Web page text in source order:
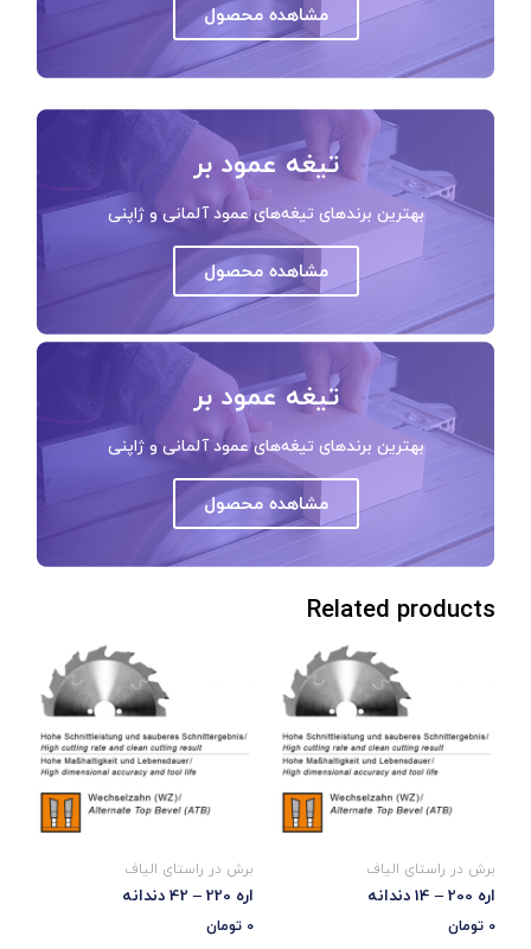
مشاهده محصول
تیغه عمود بر
بهترین برندهای تیغه‌های عمود آلمانی و ژاپنی
مشاهده محصول
تیغه عمود بر
بهترین برندهای تیغه‌های عمود آلمانی و ژاپنی
مشاهده محصول
Related products
برش در راستای الیاف
اره 200 – 14 دندانه
0 تومان
برش در راستای الیاف
اره 220 – 42 دندانه
0 تومان